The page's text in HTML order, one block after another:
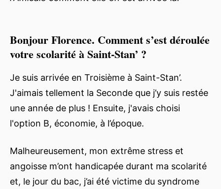
Bonjour Florence. Comment s’est déroulée
votre scolarité à Saint-Stan’ ?
Je suis arrivée en Troisième à Saint-Stan’.
J'aimais tellement la Seconde que j’y suis restée
une année de plus ! Ensuite, j'avais choisi
l'option B, économie, à l’époque.
Malheureusement, mon extrême stress et
angoisse m’ont handicapée durant ma scolarité
et, le jour du bac, j’ai été victime du syndrome